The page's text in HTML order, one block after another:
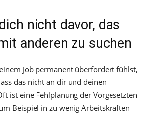
nicht davor, das
anderen zu suchen
Job permanent überfordert fühlst,
das nicht an dir und deinen
ist eine Fehlplanung der Vorgesetzten
Beispiel in zu wenig Arbeitskräften